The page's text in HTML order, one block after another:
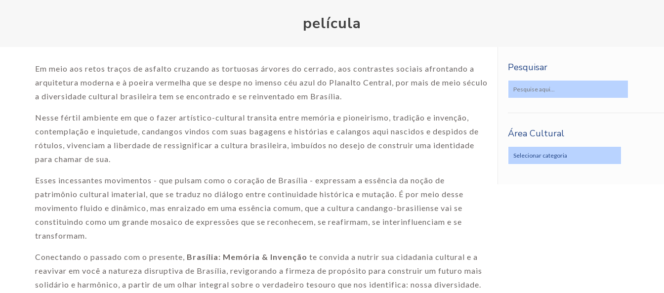
película
Em meio aos retos traços de asfalto cruzando as tortuosas árvores do cerrado, aos contrastes sociais afrontando a
arquitetura moderna e à poeira vermelha que se despe no imenso céu azul do Planalto Central, por mais de meio século
a diversidade cultural brasileira tem se encontrado e se reinventado em Brasília.
Nesse fértil ambiente em que o fazer artístico-cultural transita entre memória e pioneirismo, tradição e invenção,
contemplação e inquietude, candangos vindos com suas bagagens e histórias e calangos aqui nascidos e despidos de
rótulos, vivenciam a liberdade de ressignificar a cultura brasileira, imbuídos no desejo de construir uma identidade
para chamar de sua.
Esses incessantes movimentos - que pulsam como o coração de Brasília - expressam a essência da noção de
patrimônio cultural imaterial, que se traduz no diálogo entre continuidade histórica e mutação. É por meio desse
movimento fluido e dinâmico, mas enraizado em uma essência comum, que a cultura candango-brasiliense vai se
constituindo como um grande mosaico de expressões que se reconhecem, se reafirmam, se interinfluenciam e se
transformam.
Conectando o passado com o presente, Brasília: Memória & Invenção te convida a nutrir sua cidadania cultural e a
reavivar em você a natureza disruptiva de Brasília, revigorando a firmeza de propósito para construir um futuro mais
solidário e harmônico, a partir de um olhar integral sobre o verdadeiro tesouro que nos identifica: nossa diversidade.
Pesquisar
Área Cultural